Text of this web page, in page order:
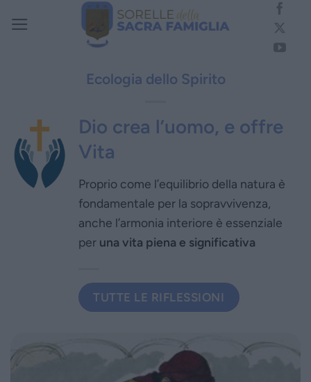
Ecologia dello Spirito
Dio crea l’uomo, e offre
Vita
Proprio come l’equilibrio della natura è
fondamentale per la sopravvivenza,
anche l’armonia interiore è essenziale
peruna vita piena e significativa
TUTTE LE RIFLESSIONI